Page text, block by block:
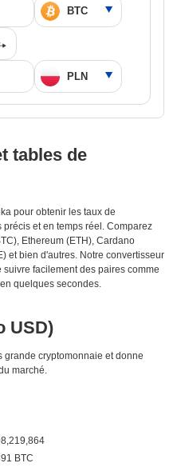
tables de
pour obtenir les taux de
et en temps réel. Comparez
Ethereum (ETH), Cardano
et bien d'autres. Notre convertisseur
facilement des paires comme
quelques secondes.
USD)
grande cryptomonnaie et donne
marché.
BTC